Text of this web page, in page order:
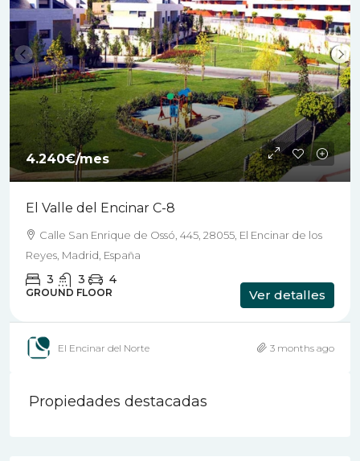
4.240€/mes
El Valle del Encinar C-8
Calle San Enrique de Ossó, 445, 28055, El Encinar de los
Reyes, Madrid, España
3 3 4
GROUND FLOOR Ver detalles
El Encinar del Norte 3 months ago
Propiedades destacadas